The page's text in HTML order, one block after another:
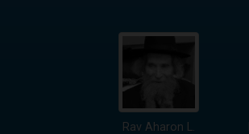
Rav Aharon L.